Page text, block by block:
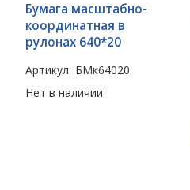
Бумага масштабно-
координатная в
рулонах 640*20
Артикул: БМк64020
Нет в наличии